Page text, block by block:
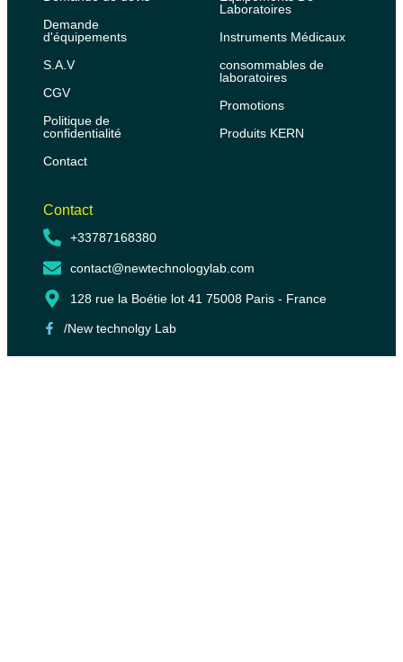
Demande
d'équipements
S.A.V
CGV
Politique de
confidentialité
Contact
Laboratoires
Instruments Médicaux
consommables de
laboratoires
Promotions
Produits KERN
Contact
+33787168380
contact@newtechnologylab.com
128 rue la Boétie lot 41 75008 Paris - France
/New technolgy Lab